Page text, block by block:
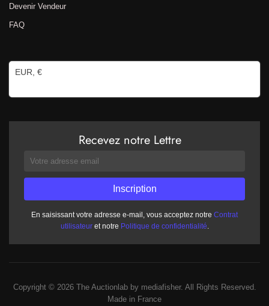
Devenir Vendeur
FAQ
EUR, €
Recevez notre Lettre
En saisissant votre adresse e-mail, vous acceptez notre Contrat
utilisateuret notre Politique de confidentialité.
Copyright © 2026 The Auctionlab by mediafisher. All Rights Reserved.
Made in France